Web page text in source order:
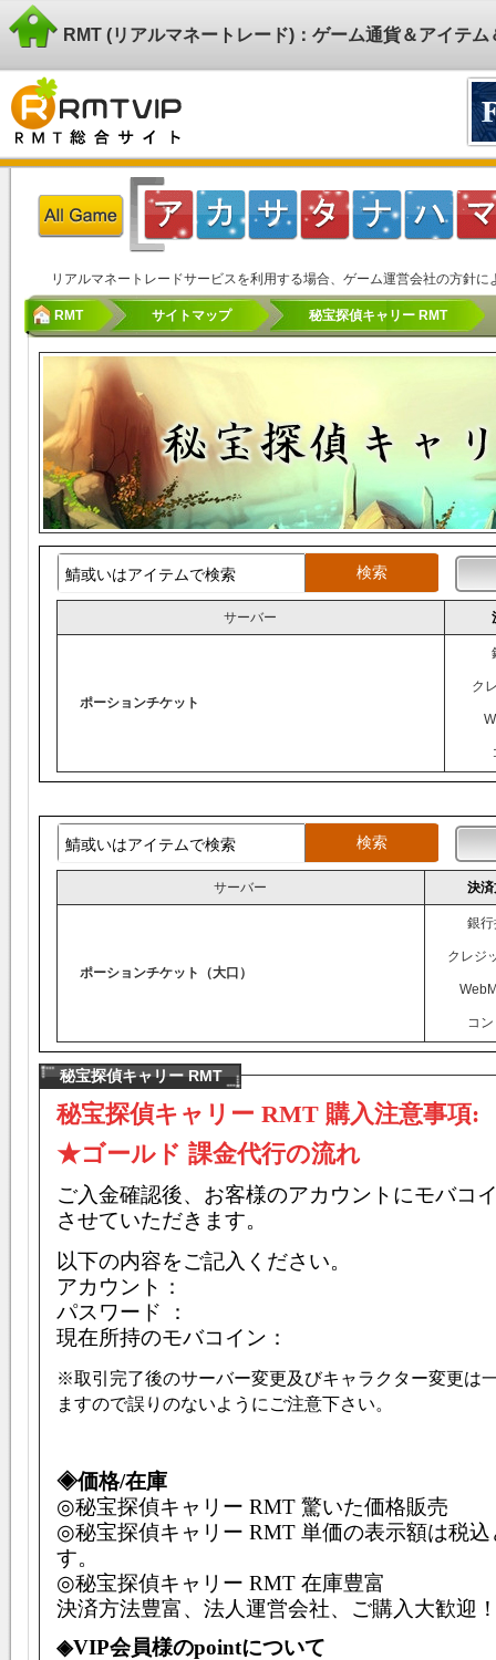
RMT (リアルマネートレード)：ゲーム通貨＆アイテ
リアルマネートレードサービスを利用する場合、ゲーム運営会社の方針
RMT サイトマップ 秘宝探偵キャリー RMT
サーバー
ポーションチケット
ク
サーバー 決
ポーションチケット（大口）
銀
クレジ
コ
秘宝探偵キャリー RMT
秘宝探偵キャリー RMT 購入注意事項:
★ゴールド 課金代行の流れ
ご入金確認後、お客様のアカウントにモバコ
させていただきます。
以下の内容をご記入ください。
アカウント：
パスワード ：
現在所持のモバコイン：
※取引完了後のサーバー変更及びキャラクター変更は
ますので誤りのないようにご注意下さい。
◈価格/在庫
◎秘宝探偵キャリー RMT 驚いた価格販売
◎秘宝探偵キャリー RMT 単価の表示額は税
す。
◎秘宝探偵キャリー RMT 在庫豊富
決済方法豊富、法人運営会社、ご購入大歓迎
◈VIP会員様のpointについて